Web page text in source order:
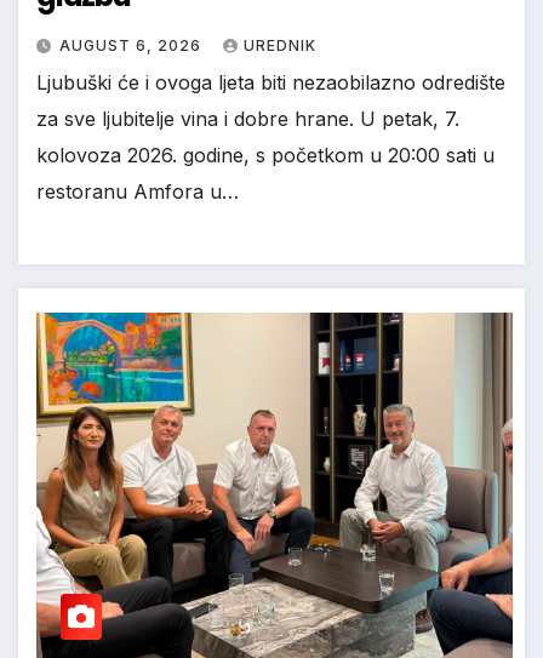
AUGUST 6, 2026 UREDNIK
Ljubuški će i ovoga ljeta biti nezaobilazno odredište
za sve ljubitelje vina i dobre hrane. U petak, 7.
kolovoza 2026. godine, s početkom u 20:00 sati u
restoranu Amfora u…